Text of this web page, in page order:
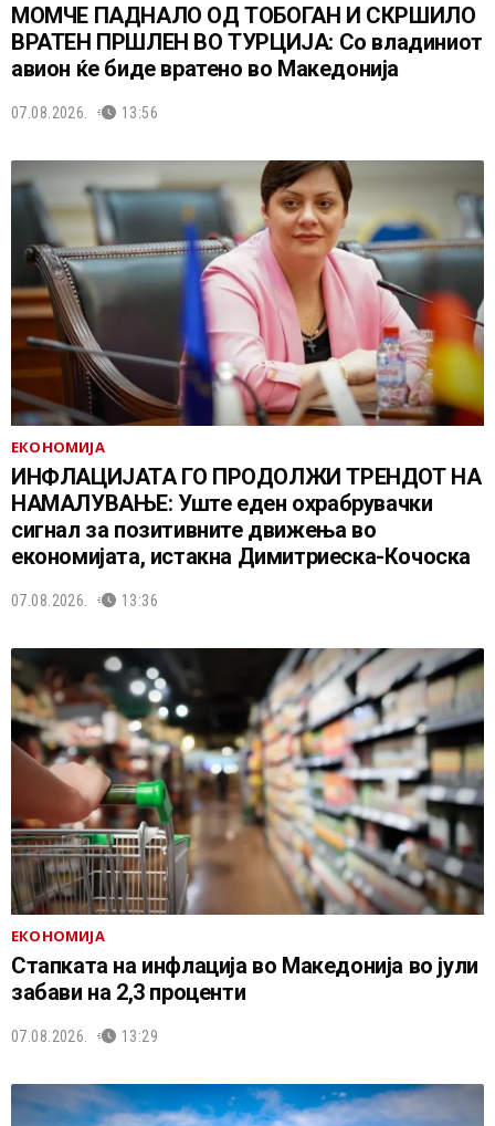
МОМЧЕ ПАДНАЛО ОД ТОБОГАН И СКРШИЛО
ВРАТЕН ПРШЛЕН ВО ТУРЦИЈА: Со владиниот
авион ќе биде вратено во Македонија
07.08.2026. 13:56
ЕКОНОМИЈА
ИНФЛАЦИЈАТА ГО ПРОДОЛЖИ ТРЕНДОТ НА
НАМАЛУВАЊЕ: Уште еден охрабрувачки
сигнал за позитивните движења во
економијата, истакна Димитриеска-Кочоска
07.08.2026. 13:36
ЕКОНОМИЈА
Стапката на инфлација во Македонија во јули
забави на 2,3 проценти
07.08.2026. 13:29